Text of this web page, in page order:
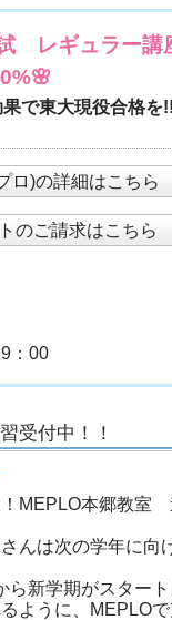
レギュラー
果で東大現役合格
ロ)の詳細はこちら
のご請求はこちら
：00
受付中！！
MEPLO本郷教室
んは次の学年に向
ら新学期がスター
ように、MEPLO